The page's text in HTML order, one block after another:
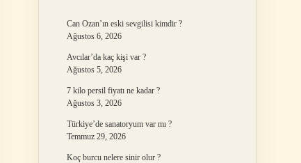
Can Ozan’ın eski sevgilisi kimdir ?
Ağustos 6, 2026
Avcılar’da kaç kişi var ?
Ağustos 5, 2026
7 kilo persil fiyatı ne kadar ?
Ağustos 3, 2026
Türkiye’de sanatoryum var mı ?
Temmuz 29, 2026
Koç burcu nelere sinir olur ?